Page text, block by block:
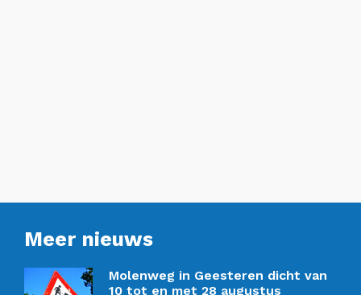
Meer nieuws
Molenweg in Geesteren dicht van
10 tot en met 28 augustus